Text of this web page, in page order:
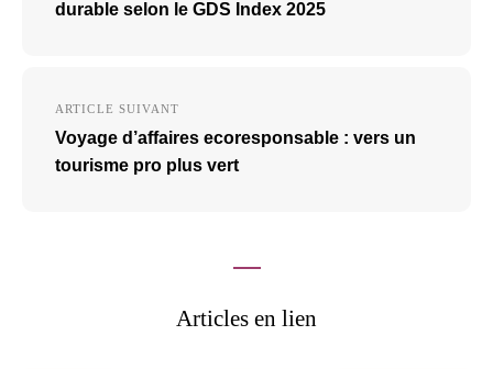
l’article
durable selon le GDS Index 2025
ARTICLE SUIVANT
Voyage d’affaires ecoresponsable : vers un
tourisme pro plus vert
Articles en lien